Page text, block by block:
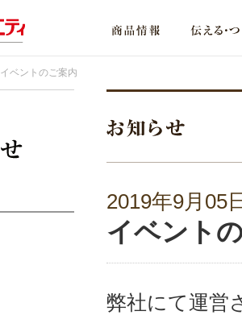
イベントのご案内
2019年9月05
イベント
弊社にて運営